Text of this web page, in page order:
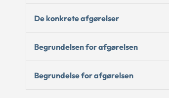
De konkrete afgørelser
Begrundelsen for afgørelsen
Begrundelse for afgørelsen